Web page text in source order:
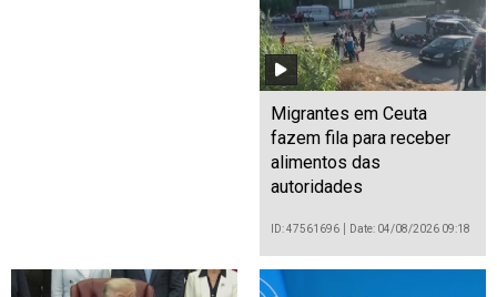
Migrantes em Ceuta
fazem fila para receber
alimentos das
autoridades
ID: 47561696 Date: 04/08/2026 09:18